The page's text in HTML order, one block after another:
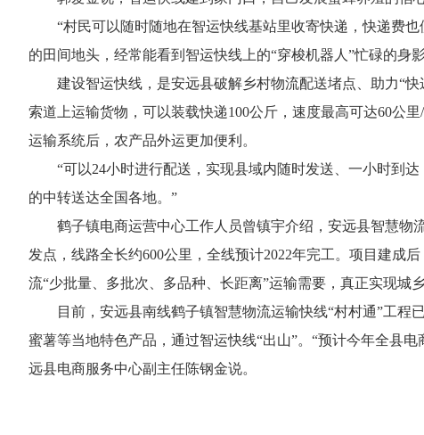
“村民可以随时随地在智运快线基站里收寄快递，快递费
的田间地头，经常能看到智运快线上的“穿梭机器人”忙碌的身影
建设智运快线，是安远县破解乡村物流配送堵点、助力“
索道上运输货物，可以装载快递100公斤，速度最高可达60
运输系统后，农产品外运更加便利。
“可以24小时进行配送，实现县域内随时发送、一小时到
的中转送达全国各地。”
鹤子镇电商运营中心工作人员曾镇宇介绍，安远县智慧物
发点，线路全长约600公里，全线预计2022年完工。项目建成
流“少批量、多批次、多品种、长距离”运输需要，真正实现城
目前，安远县南线鹤子镇智慧物流运输快线“村村通”工
蜜薯等当地特色产品，通过智运快线“出山”。“预计今年全县
远县电商服务中心副主任陈钢金说。